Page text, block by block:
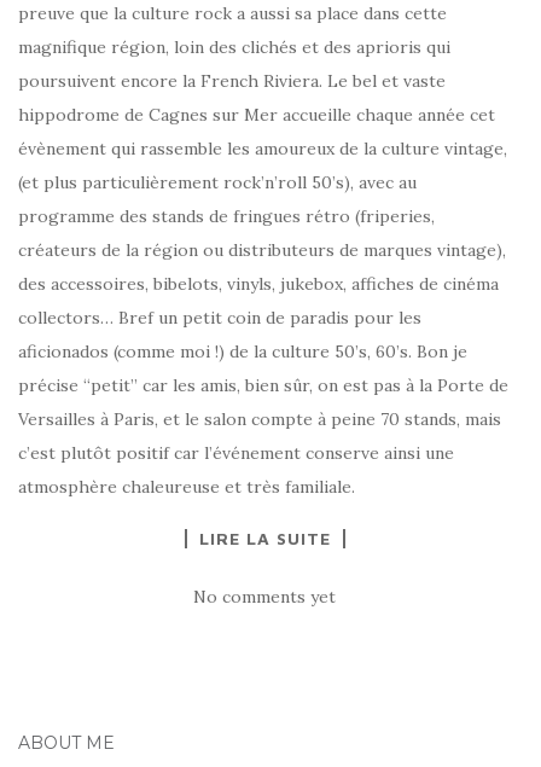
preuve que la culture rock a aussi sa place dans cette
magnifique région, loin des clichés et des aprioris qui
poursuivent encore la French Riviera. Le bel et vaste
hippodrome de Cagnes sur Mer accueille chaque année cet
évènement qui rassemble les amoureux de la culture vintage,
(et plus particulièrement rock’n’roll 50’s), avec au
programme des stands de fringues rétro (friperies,
créateurs de la région ou distributeurs de marques vintage),
des accessoires, bibelots, vinyls, jukebox, affiches de cinéma
collectors… Bref un petit coin de paradis pour les
aficionados (comme moi !) de la culture 50’s, 60’s. Bon je
précise “petit” car les amis, bien sûr, on est pas à la Porte de
Versailles à Paris, et le salon compte à peine 70 stands, mais
c’est plutôt positif car l’événement conserve ainsi une
atmosphère chaleureuse et très familiale.
LIRE LA SUITE
No comments yet
ABOUT ME